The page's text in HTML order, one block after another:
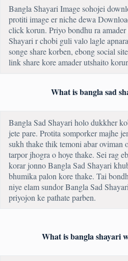
Bangla Shayari Image sohojei
protiti image er niche dewa
click korun. Priyo bondhu ra
Shayari r chobi guli valo lagle
songe share korben, ebong social
link share kore amader utshaito
What is bangla sad
Bangla Sad Shayari holo dukkher
jete pare. Protita somporker majhe
sukh thake thik temoni abar oviman
tarpor jhogra o hoye thake. Sei rag
korar jonno Bangla Sad Shayari
bhumika palon kore thake. Tai
niye elam sundor Bangla Sad
priyojon ke pathate parben.
What is bangla shayari